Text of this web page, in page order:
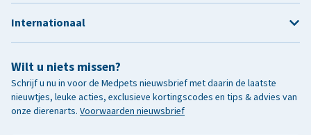
Wilt u niets missen?
Schrijf u nu in voor de Medpets nieuwsbrief met daarin de laatste
nieuwtjes, leuke acties, exclusieve kortingscodes en tips & advies van
onze dierenarts. Voorwaarden nieuwsbrief
Internationaal